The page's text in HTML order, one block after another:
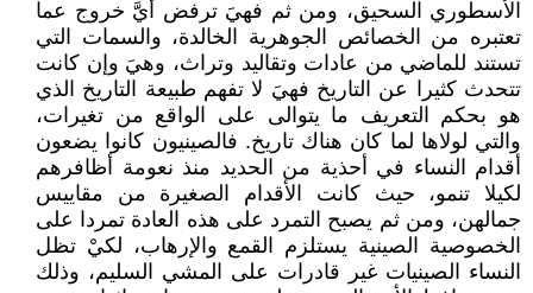
الأسطوري السحيق، ومن ثم فهيَ ترفض أيَّ خروج عما
تعتبره من الخصائص الجوهرية الخالدة، والسمات التي
تستند للماضي من عادات وتقاليد وتراث، وهيَ وإن كانت
تتحدث كثيرا عن التاريخ فهيَ لا تفهم طبيعة التاريخ الذي
هو بحكم التعريف ما يتوالى على الواقع من تغيرات،
والتي لولاها لما كان هناك تاريخ. فالصينيون كانوا يضعون
أقدام النساء في أحذية من الحديد منذ نعومة أظافرهم
لكيلا تنمو، حيث كانت الأقدام الصغيرة من مقاييس
جمالهن، ومن ثم يصبح التمرد على هذه العادة تمردا على
الخصوصية الصينية يستلزم القمع والإرهاب، لكيْ تظل
النساء الصينيات غير قادرات على المشي السليم، وذلك